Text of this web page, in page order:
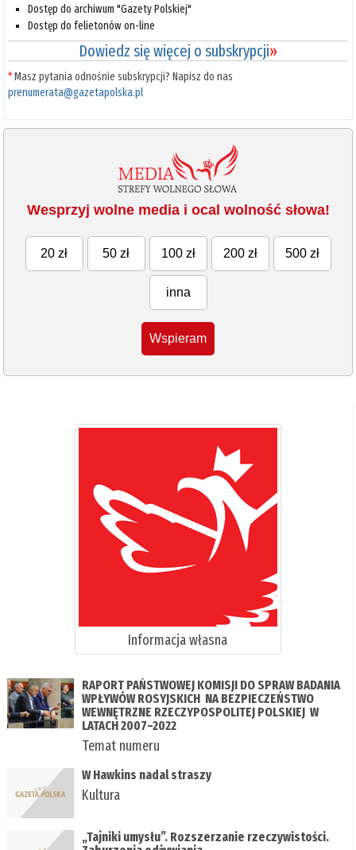
Dostęp do archiwum "Gazety Polskiej"
Dostęp do felietonów on-line
Dowiedz się więcej o subskrypcji»
*Masz pytania odnośnie subskrypcji? Napisz do nas
prenumerata@gazetapolska.pl
Wesprzyj wolne media i ocal wolność słowa!
20 zł 50 zł 100 zł 200 zł 500 zł
inna
Wspieram
Informacja własna
RAPORT PAŃSTWOWEJ KOMISJI DO SPRAW BADANIA
WPŁYWÓW ROSYJSKICH NA BEZPIECZEŃSTWO
WEWNĘTRZNE RZECZYPOSPOLITEJ POLSKIEJ W
LATACH 2007–2022
Temat numeru
W Hawkins nadal straszy
Kultura
„Tajniki umysłu”. Rozszerzanie rzeczywistości.